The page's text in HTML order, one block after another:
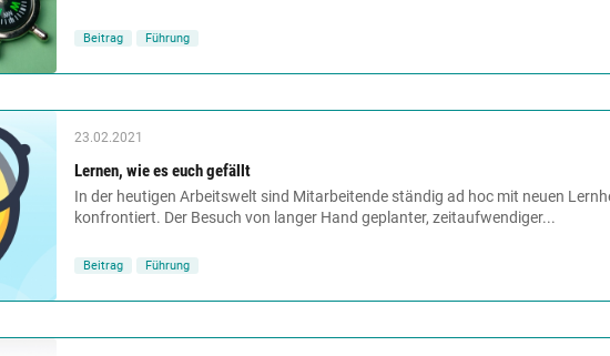
Beitrag Führung
23.02.2021
Lernen, wie es euch gefällt
In der heutigen Arbeitswelt sind Mitarbeitende ständig ad hoc mit neuen
konfrontiert. Der Besuch von langer Hand geplanter, zeitaufwendiger...
Beitrag Führung